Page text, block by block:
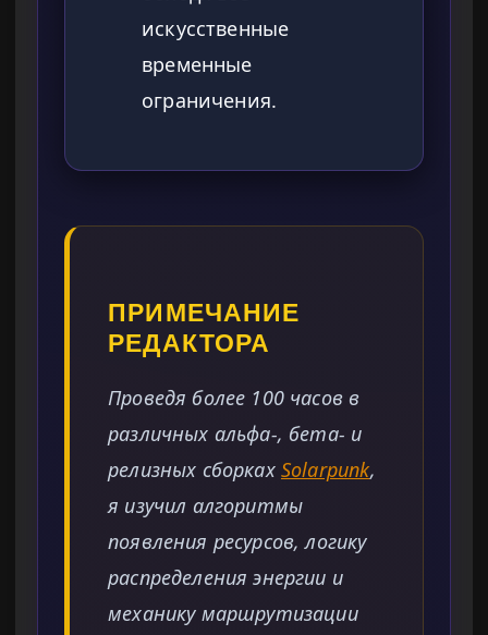
искусственные
временные
ограничения.
ПРИМЕЧАНИЕ
РЕДАКТОРА
Проведя более 100 часов в
различных альфа-, бета- и
релизных сборках Solarpunk,
я изучил алгоритмы
появления ресурсов, логику
распределения энергии и
механику маршрутизации